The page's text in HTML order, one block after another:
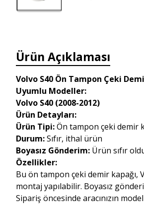
Ürün Açıklaması
Volvo S40 Ön Tampon Çeki
Uyumlu Modeller:
Volvo S40 (2008-2012)
Ürün Detayları:
Ürün Tipi:Ön tampon çeki demir
Durum:Sıfır, ithal ürün
Boyasız Gönderim: Ürün sıfır
Özellikler:
Bu ön tampon çeki demir kapağı,
montaj yapılabilir. Boyasız
Sipariş öncesinde aracınızın